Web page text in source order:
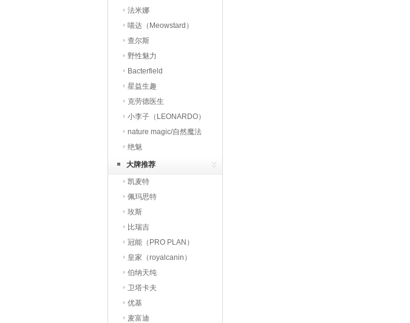
法米娜
喵达（Meowstard）
查尔斯
野性魅力
Bacterfield
星益生趣
（STELLA&CHEWY’S）
克劳德医生
小李子（LEONARDO）
nature magic/自然魔法
绝魅
大牌推荐
凯麦特
佩玛思特
玫斯
比瑞吉
冠能（PRO PLAN）
皇家（royalcanin）
伯纳天纯
卫塔卡夫
优基
麦富迪